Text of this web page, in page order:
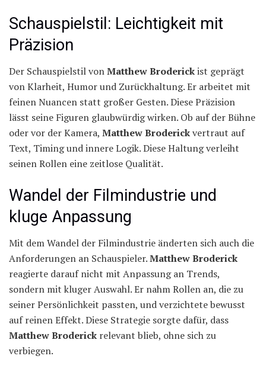
Schauspielstil: Leichtigkeit mit
Präzision
Der Schauspielstil vonMatthew Broderickist geprägt
von Klarheit, Humor und Zurückhaltung. Er arbeitet mit
feinen Nuancen statt großer Gesten. Diese Präzision
lässt seine Figuren glaubwürdig wirken. Ob auf der Bühne
oder vor der Kamera, Matthew Broderickvertraut auf
Text, Timing und innere Logik. Diese Haltung verleiht
seinen Rollen eine zeitlose Qualität.
Wandel der Filmindustrie und
kluge Anpassung
Mit dem Wandel der Filmindustrie änderten sich auch die
Anforderungen an Schauspieler.Matthew Broderick
reagierte darauf nicht mit Anpassung an Trends,
sondern mit kluger Auswahl. Er nahm Rollen an, die zu
seiner Persönlichkeit passten, und verzichtete bewusst
auf reinen Effekt. Diese Strategie sorgte dafür, dass
Matthew Broderick relevant blieb, ohne sich zu
verbiegen.